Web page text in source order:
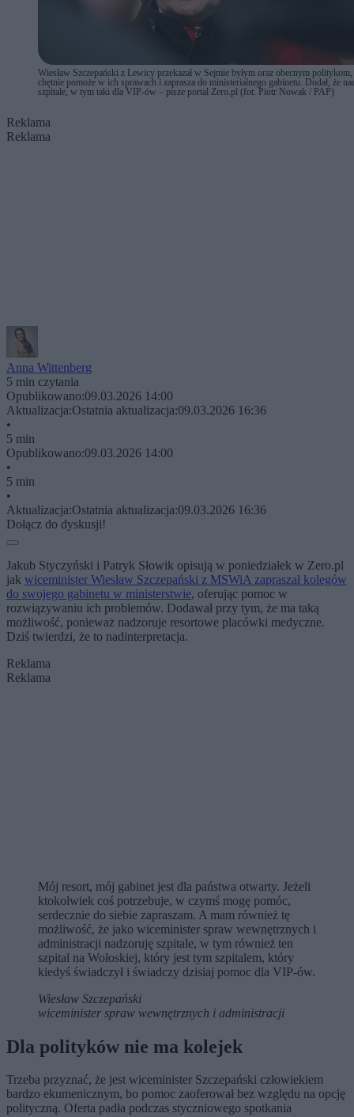
Wiesław Szczepański z Lewicy przekazał w Sejmie byłym oraz obecnym politykom,
chętnie pomoże w ich sprawach i zaprasza do ministerialnego gabinetu. Dodał, że
szpitale, w tym taki dla VIP-ów – pisze portal Zero.pl (fot. Piotr Nowak / PAP)
Reklama
Reklama
Anna Wittenberg
5 min czytania
Opublikowano:09.03.2026 14:00
Aktualizacja:Ostatnia aktualizacja:09.03.2026 16:36
•
5 min
Opublikowano:09.03.2026 14:00
•
5 min
•
Aktualizacja:Ostatnia aktualizacja:09.03.2026 16:36
Dołącz do dyskusji!
Jakub Styczyński i Patryk Słowik opisują w poniedziałek w Zero.pl
jak wiceminister Wiesław Szczepański z MSWiA zapraszał kolegów
do swojego gabinetu w ministerstwie, oferując pomoc w
rozwiązywaniu ich problemów. Dodawał przy tym, że ma taką
możliwość, ponieważ nadzoruje resortowe placówki medyczne.
Dziś twierdzi, że to nadinterpretacja.
Reklama
Reklama
Mój resort, mój gabinet jest dla państwa otwarty. Jeżeli
ktokolwiek coś potrzebuje, w czymś mogę pomóc,
serdecznie do siebie zapraszam. A mam również tę
możliwość, że jako wiceminister spraw wewnętrznych i
administracji nadzoruję szpitale, w tym również ten
szpital na Wołoskiej, który jest tym szpitalem, który
kiedyś świadczył i świadczy dzisiaj pomoc dla VIP-ów.
Wiesław Szczepański
wiceminister spraw wewnętrznych i administracji
Dla polityków nie ma kolejek
Trzeba przyznać, że jest wiceminister Szczepański człowiekiem
bardzo ekumenicznym, bo pomoc zaoferował bez względu na opcję
polityczną. Oferta padła podczas styczniowego spotkania